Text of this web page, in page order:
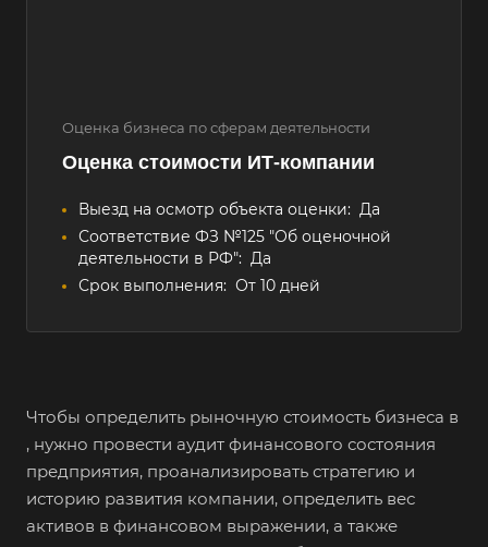
Оценка бизнеса по сферам деятельности
Оценка стоимости ИТ-компании
Выезд на осмотр объекта оценки: Да
Соответствие ФЗ №125 "Об оценочной
деятельности в РФ": Да
Срок выполнения: От 10 дней
Чтобы определить рыночную стоимость бизнеса в
, нужно провести аудит финансового состояния
предприятия, проанализировать стратегию и
историю развития компании, определить вес
активов в финансовом выражении, а также